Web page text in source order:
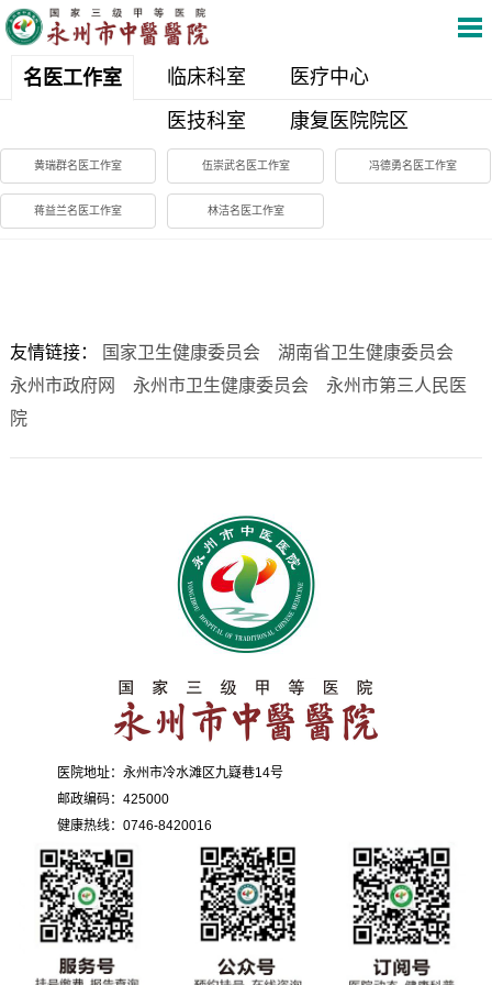
名医工作室 临床科室
医疗中心
医技科室
康复医院院区
黄瑞群名医工作室 伍崇武名医工作室 冯德勇名医工作室
蒋益兰名医工作室 林洁名医工作室
友情链接： 国家卫生健康委员会
湖南省卫生健康委员会
永州市政府网
永州市卫生健康委员会
永州市第三人民医
院
医院地址：永州市冷水滩区九嶷巷14号
邮政编码：425000
健康热线：0746-8420016